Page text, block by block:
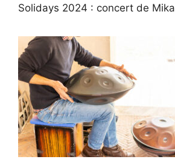
Solidays 2024 : concert de Mika